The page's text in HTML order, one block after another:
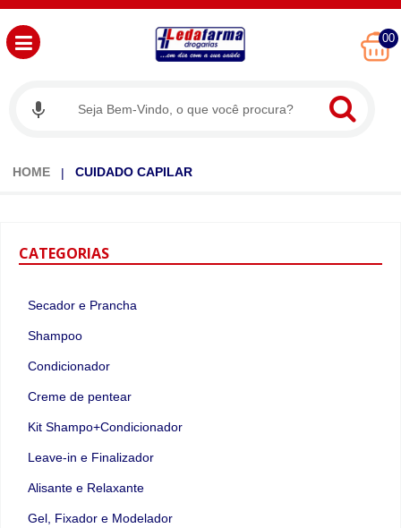
00
HOME CUIDADO CAPILAR
CATEGORIAS
Secador e Prancha
Shampoo
Condicionador
Creme de pentear
Kit Shampo+Condicionador
Leave-in e Finalizador
Alisante e Relaxante
Gel, Fixador e Modelador